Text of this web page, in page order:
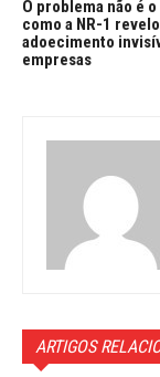
O problema não é
como a NR-1
adoecimento
empresas
ARTIGOS